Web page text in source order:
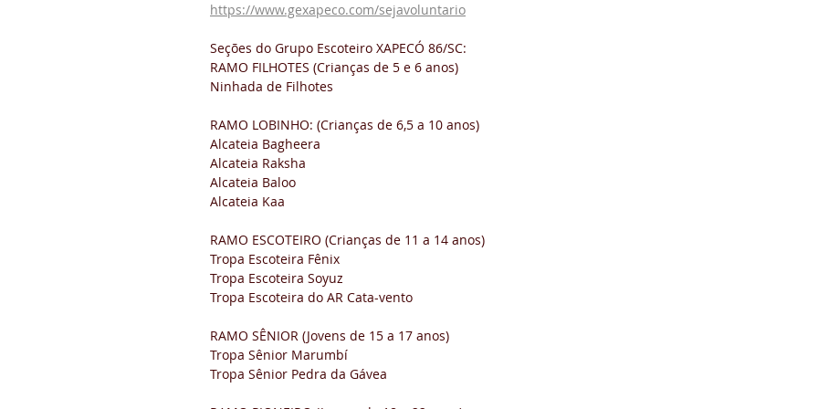
https://www.gexapeco.com/sejavoluntario
Seções do Grupo Escoteiro XAPECÓ 86/SC:
RAMO FILHOTES (Crianças de 5 e 6 anos)
Ninhada de Filhotes
RAMO LOBINHO: (Crianças de 6,5 a 10 anos)
Alcateia Bagheera
Alcateia Raksha
Alcateia Baloo
Alcateia Kaa
RAMO ESCOTEIRO (Crianças de 11 a 14 anos)
Tropa Escoteira Fênix
Tropa Escoteira Soyuz
Tropa Escoteira do AR Cata-vento
RAMO SÊNIOR (Jovens de 15 a 17 anos)
Tropa Sênior Marumbí
Tropa Sênior Pedra da Gávea